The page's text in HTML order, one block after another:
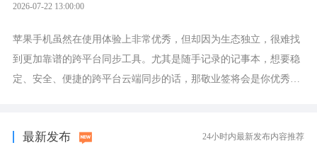
2026-07-22 13:00:00
苹果手机虽然在使用体验上非常优秀，但却因为生态独立，很难找
到更加靠谱的跨平台同步工具。尤其是随手记录的记事本，想要稳
定、安全、便捷的跨平台云端同步的话，那敬业签将会是你优秀的
最新发布 24小时内最新发布内容推荐